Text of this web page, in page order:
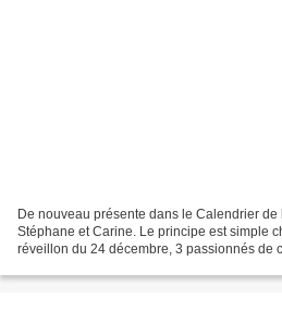
De nouveau présente dans le Calendrier
Stéphane et Carine. Le principe est simple
réveillon du 24 décembre, 3 passionnés de